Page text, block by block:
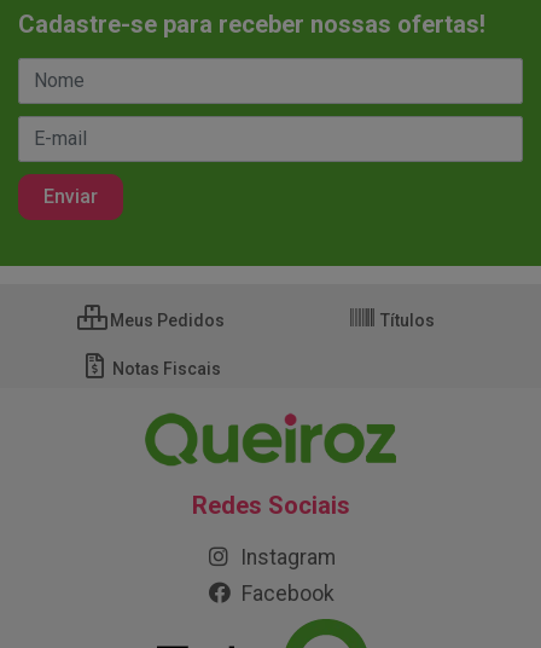
Cadastre-se para receber nossas ofertas!
Meus Pedidos Títulos
Notas Fiscais
Redes Sociais
Instagram
Facebook